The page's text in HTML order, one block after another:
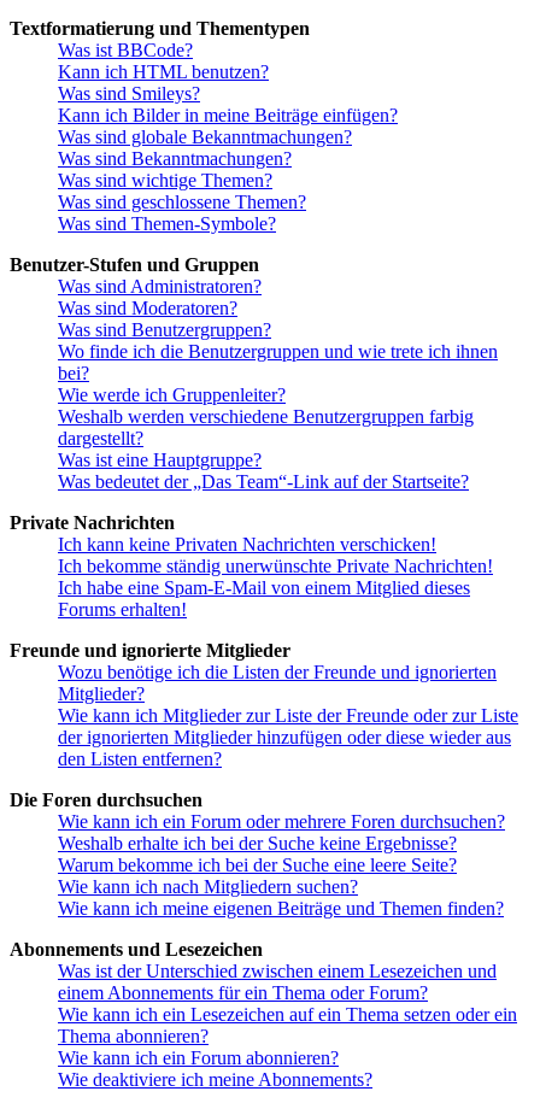
Textformatierung und Thementypen
Was ist BBCode?
Kann ich HTML benutzen?
Was sind Smileys?
Kann ich Bilder in meine Beiträge einfügen?
Was sind globale Bekanntmachungen?
Was sind Bekanntmachungen?
Was sind wichtige Themen?
Was sind geschlossene Themen?
Was sind Themen-Symbole?
Benutzer-Stufen und Gruppen
Was sind Administratoren?
Was sind Moderatoren?
Was sind Benutzergruppen?
Wo finde ich die Benutzergruppen und wie trete ich ihnen
bei?
Wie werde ich Gruppenleiter?
Weshalb werden verschiedene Benutzergruppen farbig
dargestellt?
Was ist eine Hauptgruppe?
Was bedeutet der „Das Team“-Link auf der Startseite?
Private Nachrichten
Ich kann keine Privaten Nachrichten verschicken!
Ich bekomme ständig unerwünschte Private Nachrichten!
Ich habe eine Spam-E-Mail von einem Mitglied dieses
Forums erhalten!
Freunde und ignorierte Mitglieder
Wozu benötige ich die Listen der Freunde und ignorierten
Mitglieder?
Wie kann ich Mitglieder zur Liste der Freunde oder zur Liste
der ignorierten Mitglieder hinzufügen oder diese wieder aus
den Listen entfernen?
Die Foren durchsuchen
Wie kann ich ein Forum oder mehrere Foren durchsuchen?
Weshalb erhalte ich bei der Suche keine Ergebnisse?
Warum bekomme ich bei der Suche eine leere Seite?
Wie kann ich nach Mitgliedern suchen?
Wie kann ich meine eigenen Beiträge und Themen finden?
Abonnements und Lesezeichen
Was ist der Unterschied zwischen einem Lesezeichen und
einem Abonnements für ein Thema oder Forum?
Wie kann ich ein Lesezeichen auf ein Thema setzen oder ein
Thema abonnieren?
Wie kann ich ein Forum abonnieren?
Wie deaktiviere ich meine Abonnements?